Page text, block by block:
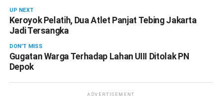
UP NEXT
Keroyok Pelatih, Dua Atlet Panjat Tebing Jakarta
Jadi Tersangka
DON'T MISS
Gugatan Warga Terhadap Lahan UIII Ditolak PN
Depok
ADVERTISEMENT